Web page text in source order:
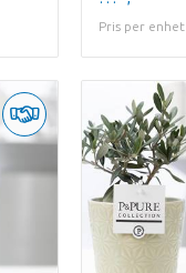
Pris per enhet